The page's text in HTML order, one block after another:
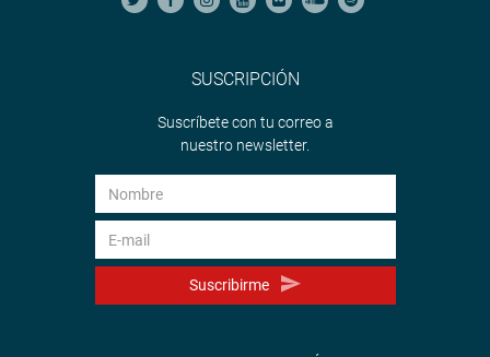
SUSCRIPCIÓN
Suscríbete con tu correo a
nuestro newsletter.
Suscribirme